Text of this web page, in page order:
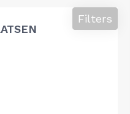
Filters